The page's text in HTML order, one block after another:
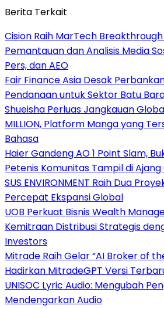
Berita Terkait
Cision Raih MarTech
Pemantauan dan Analisis Media
Pers, dan AEO
Fair Finance Asia Desak
Pendanaan untuk Sektor Batu Bara
Shueisha Perluas Jangkauan
MILLION, Platform Manga yang
Bahasa
Haier Gandeng AO 1 Point Slam,
Petenis Komunitas Tampil di
SUS ENVIRONMENT Raih Dua
Percepat Ekspansi Global
UOB Perkuat Bisnis Wealth
Kemitraan Distribusi Strategis
Investors
Mitrade Raih Gelar “AI Broker of
Hadirkan MitradeGPT Versi
UNISOC Lyric Audio: Mengubah
Mendengarkan Audio